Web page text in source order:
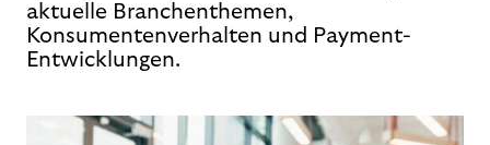
aktuelle Branchenthemen,
Konsumentenverhalten und Payment-
Entwicklungen.